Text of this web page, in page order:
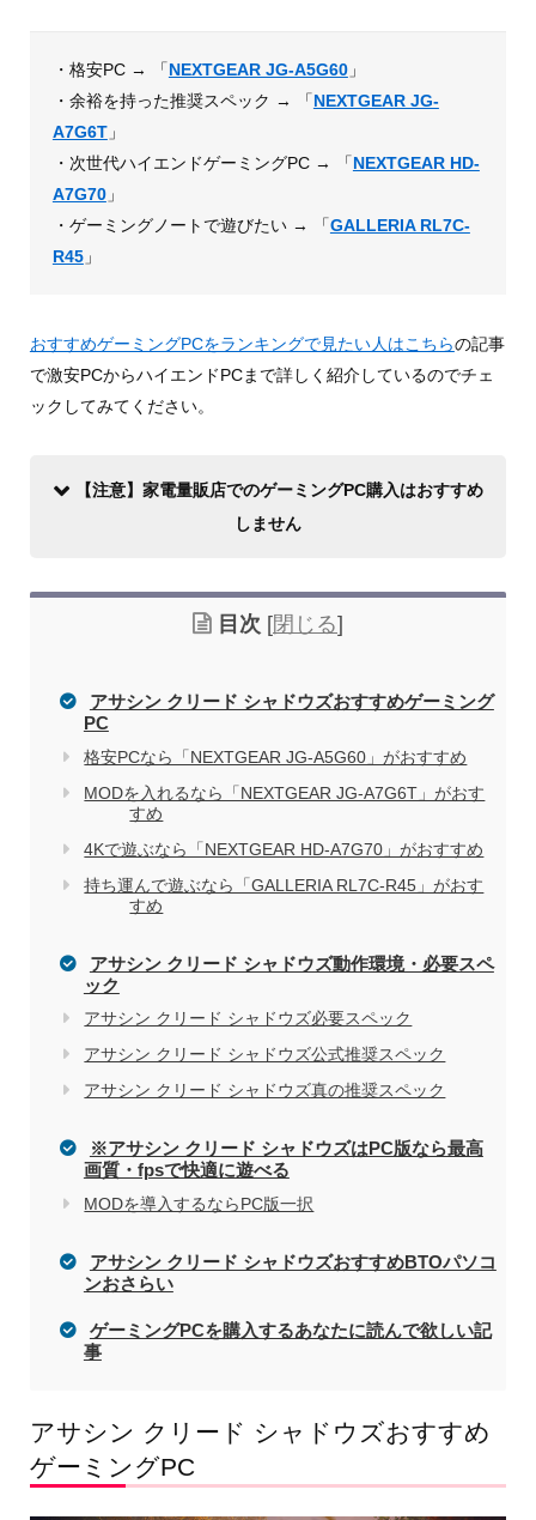
・格安PC → 「NEXTGEAR JG-A5G60」
・余裕を持った推奨スペック → 「NEXTGEAR JG-
A7G6T」
・次世代ハイエンドゲーミングPC → 「NEXTGEAR HD-
A7G70」
・ゲーミングノートで遊びたい → 「GALLERIA RL7C-
R45」
おすすめゲーミングPCをランキングで見たい人はこちらの記事
で激安PCからハイエンドPCまで詳しく紹介しているのでチェ
ックしてみてください。
【注意】家電量販店でのゲーミングPC購入はおすすめ
しません
関連記事
電気屋や家電量販店でのパソコン購入を
おすすめしない理由
目次 [閉じる]
アサシン クリード シャドウズおすすめゲーミング
PC
格安PCなら「NEXTGEAR JG-A5G60」がおすすめ
MODを入れるなら「NEXTGEAR JG-A7G6T」がおす
すめ
4Kで遊ぶなら「NEXTGEAR HD-A7G70」がおすすめ
持ち運んで遊ぶなら「GALLERIA RL7C-R45」がおす
すめ
アサシン クリード シャドウズ動作環境・必要スペ
ック
アサシン クリード シャドウズ必要スペック
アサシン クリード シャドウズ公式推奨スペック
アサシン クリード シャドウズ真の推奨スペック
※アサシン クリード シャドウズはPC版なら最高
画質・fpsで快適に遊べる
MODを導入するならPC版一択
アサシン クリード シャドウズおすすめBTOパソコ
ンおさらい
ゲーミングPCを購入するあなたに読んで欲しい記
事
アサシン クリード シャドウズおすすめ
ゲーミングPC